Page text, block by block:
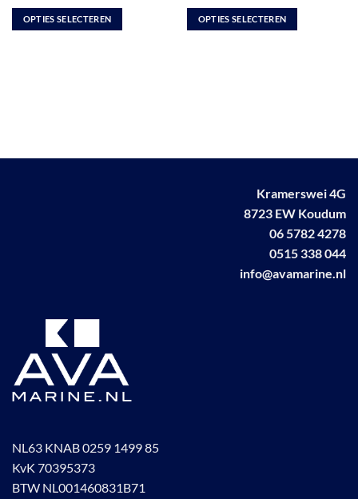
tot
€ 579,43
OPTIES SELECTEREN
was:
€ 361,16.
is:
€ 299,00.
OPTIES SELECTEREN
Kramerswei 4G
8723 EW Koudum
06 5782 4278
0515 338 044
info@avamarine.nl
NL63 KNAB 0259 1499 85
KvK 70395373
BTW NL001460831B71